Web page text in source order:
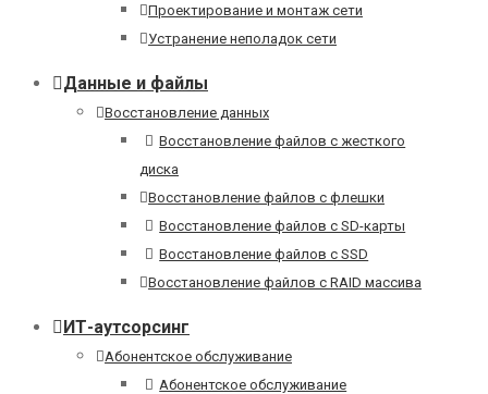
Проектирование и монтаж сети
Устранение неполадок сети
Данные и файлы
Восстановление данных
Восстановление файлов с жесткого
диска
Восстановление файлов с флешки
Восстановление файлов с SD-карты
Восстановление файлов с SSD
Восстановление файлов с RAID массива
ИТ-аутсорсинг
Абонентское обслуживание
Абонентское обслуживание